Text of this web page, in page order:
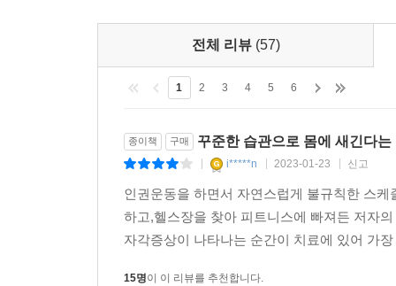
전체 리뷰 (57)
1 2 3 4 5 6
종이책 구매 꾸준한 습관으로 몸에 새긴다는
i*****n 2023-01-23 신고
인권운동을 하면서 자연스럽게 불규칙한 스
하고,헬스장을 찾아 피트니스에 빠져든 저자
자각증상이 나타나는 순간이 치료에 있어 가
15명이 이 리뷰를 추천합니다.